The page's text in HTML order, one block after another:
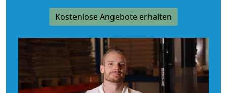
Kostenlose Angebote erhalten